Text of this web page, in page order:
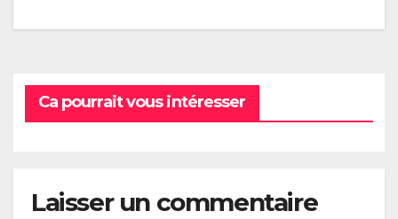
de
Ca pourrait vous intéresser
Laisser un commentaire